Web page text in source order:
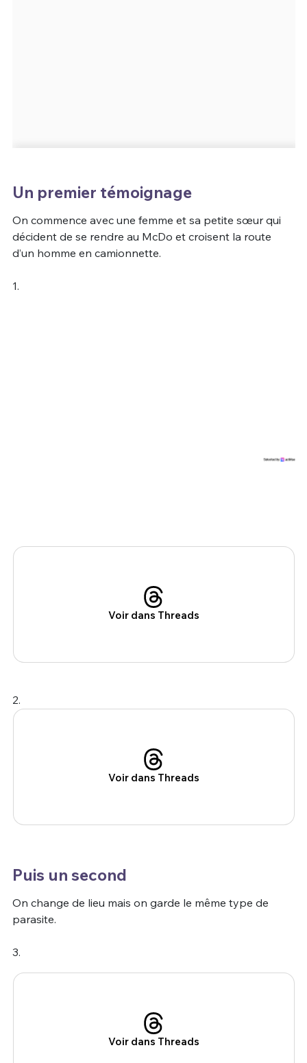
Un premier témoignage
On commence avec une femme et sa petite sœur qui
décident de se rendre au McDo et croisent la route
d’un homme en camionnette.
1.
Voir dans Threads
2.
Voir dans Threads
Puis un second
On change de lieu mais on garde le même type de
parasite.
3.
Voir dans Threads